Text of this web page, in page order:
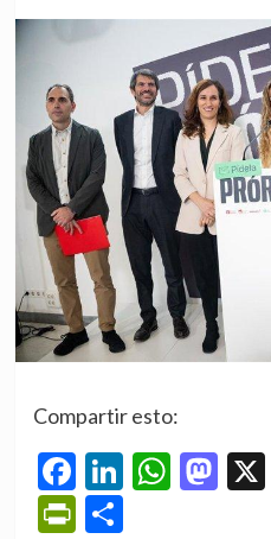
Compartir esto:
Facebook
LinkedIn
PrintFriendly
Compartir